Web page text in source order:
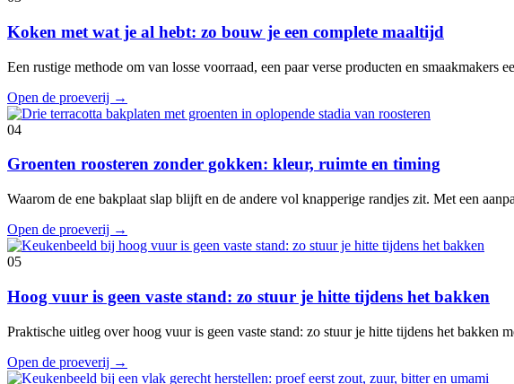
Koken met wat je al hebt: zo bouw je een complete maaltijd
Een rustige methode om van losse voorraad, een paar verse producten en smaakmakers
Open de proeverij →
04
Groenten roosteren zonder gokken: kleur, ruimte en timing
Waarom de ene bakplaat slap blijft en de andere vol knapperige randjes zit. Met een
Open de proeverij →
05
Hoog vuur is geen vaste stand: zo stuur je hitte tijdens het bakken
Praktische uitleg over hoog vuur is geen vaste stand: zo stuur je hitte tijdens het bakken
Open de proeverij →